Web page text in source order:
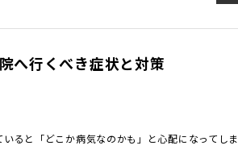
へ行くべき症状と対策
ると「どこか病気なのかも」と心配になってし